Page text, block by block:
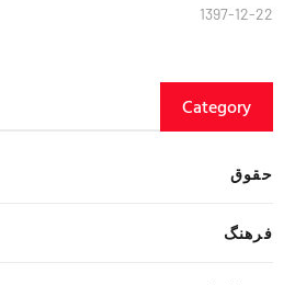
1397-12-22
Category
حقوق
فرهنگ